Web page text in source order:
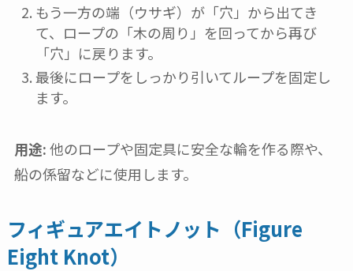
もう一方の端（ウサギ）が「穴」から出てき
て、ロープの「木の周り」を回ってから再び
「穴」に戻ります。
最後にロープをしっかり引いてループを固定し
ます。
用途:他のロープや固定具に安全な輪を作る際や、
船の係留などに使用します。
フィギュアエイトノット（Figure
Eight Knot）